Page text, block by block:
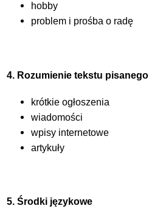
hobby
problem i prośba o radę
4. Rozumienie tekstu pisanego
krótkie ogłoszenia
wiadomości
wpisy internetowe
artykuły
5. Środki językowe